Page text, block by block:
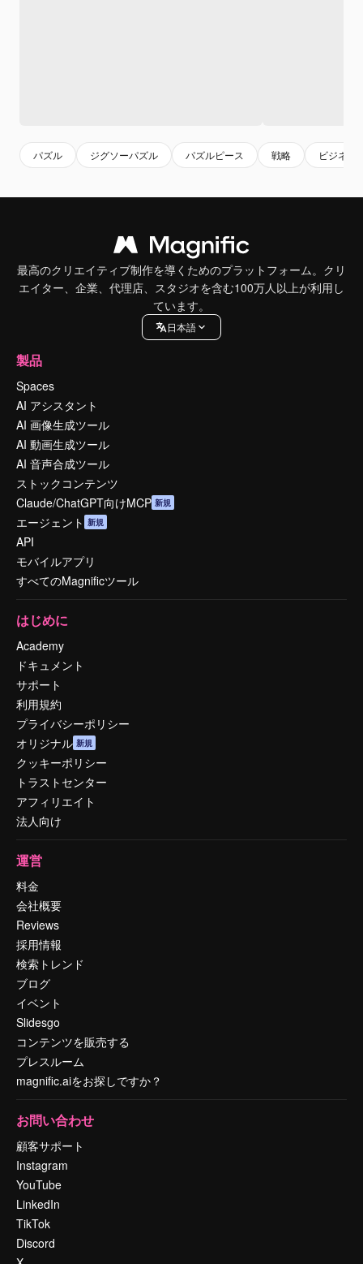
パズル ジグソーパズル パズルピース 戦略 ビジネス
最高のクリエイティブ制作を導くためのプラットフォーム。クリ
エイター、企業、代理店、スタジオを含む100万人以上が利用し
ています。
日本語
製品
Spaces
AI アシスタント
AI 画像生成ツール
AI 動画生成ツール
AI 音声合成ツール
ストックコンテンツ
Claude/ChatGPT向けMCP 新規
エージェント 新規
API
モバイルアプリ
すべてのMagnificツール
はじめに
Academy
ドキュメント
サポート
利用規約
プライバシーポリシー
オリジナル 新規
クッキーポリシー
トラストセンター
アフィリエイト
法人向け
運営
料金
会社概要
Reviews
採用情報
検索トレンド
ブログ
イベント
Slidesgo
コンテンツを販売する
プレスルーム
magnific.aiをお探しですか？
お問い合わせ
顧客サポート
Instagram
YouTube
LinkedIn
TikTok
Discord